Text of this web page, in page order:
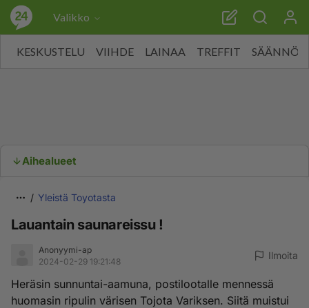
Valikko
KESKUSTELU VIIHDE LAINAA TREFFIT SÄÄNNÖT
Aihealueet
Yleistä Toyotasta
Lauantain saunareissu !
Anonyymi-ap
2024-02-29 19:21:48
Ilmoita
Heräsin sunnuntai-aamuna, postilootalle mennessä
huomasin ripulin värisen Tojota Variksen. Siitä muistui